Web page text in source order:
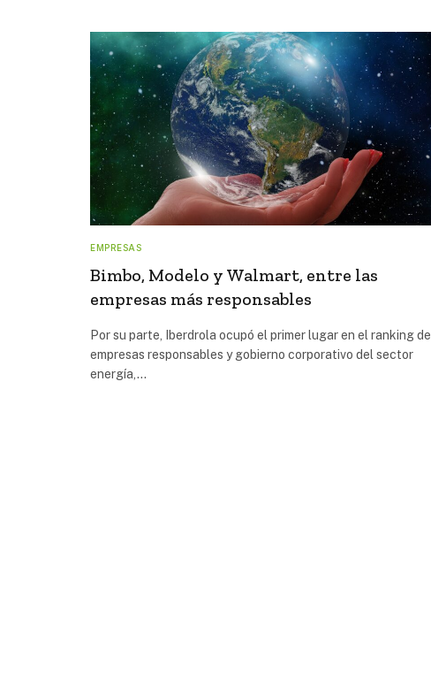
EMPRESAS
Bimbo, Modelo y Walmart, entre las
empresas más responsables
Por su parte, Iberdrola ocupó el primer lugar en el ranking de
empresas responsables y gobierno corporativo del sector
energía,…